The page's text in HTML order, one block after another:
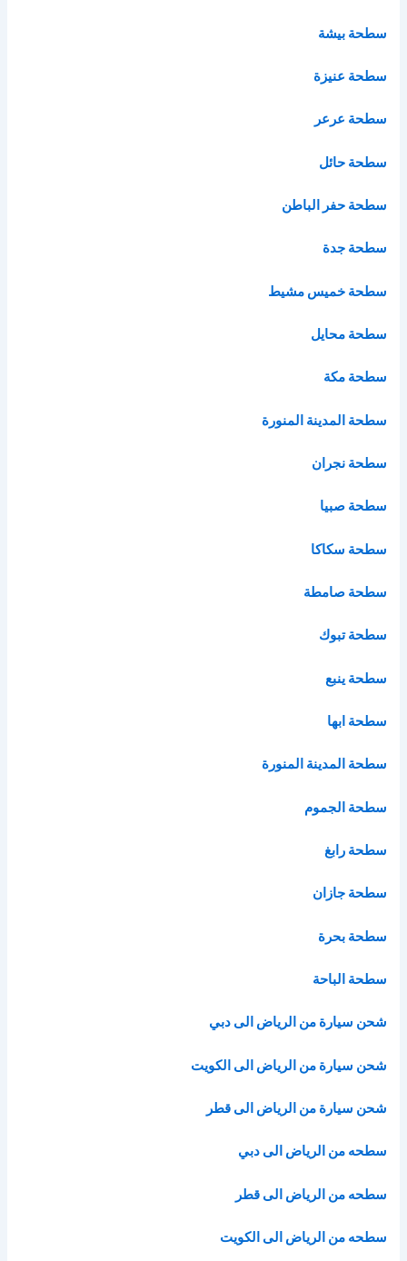
سطحة بيشة
سطحة عنيزة
سطحة عرعر
سطحة حائل
سطحة حفر الباطن
سطحة جدة
سطحة خميس مشيط
سطحة محايل
سطحة مكة
سطحة المدينة المنورة
سطحة نجران
سطحة صبيا
سطحة سكاكا
سطحة صامطة
سطحة تبوك
سطحة ينبع
سطحة ابها
سطحة المدينة المنورة
سطحة الجموم
سطحة رابغ
سطحة جازان
سطحة بحرة
سطحة الباحة
شحن سيارة من الرياض الى دبي
شحن سيارة من الرياض الى الكويت
شحن سيارة من الرياض الى قطر
سطحه من الرياض الى دبي
سطحه من الرياض الى قطر
سطحه من الرياض الى الكويت